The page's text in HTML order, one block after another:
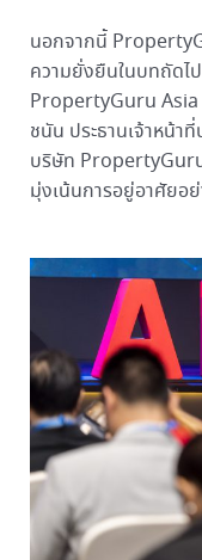
นอกจากนี้
ความยั่งยืนในบทถัดไ
PropertyGuru
ชนัน ประธานเจ้าหน้า
บริษัท
มุ่งเน้นการอยู่อาศัยอ